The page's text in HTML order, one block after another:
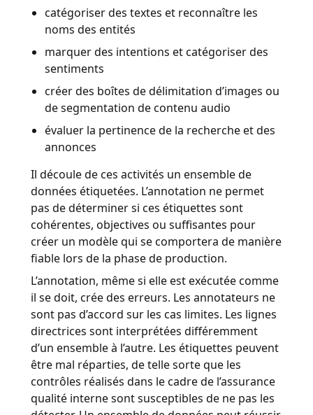
catégoriser des textes et reconnaître les
noms des entités
marquer des intentions et catégoriser des
sentiments
créer des boîtes de délimitation d’images ou
de segmentation de contenu audio
évaluer la pertinence de la recherche et des
annonces
Il découle de ces activités un ensemble de
données étiquetées. L’annotation ne permet
pas de déterminer si ces étiquettes sont
cohérentes, objectives ou suffisantes pour
créer un modèle qui se comportera de manière
fiable lors de la phase de production.
L’annotation, même si elle est exécutée comme
il se doit, crée des erreurs. Les annotateurs ne
sont pas d’accord sur les cas limites. Les lignes
directrices sont interprétées différemment
d’un ensemble à l’autre. Les étiquettes peuvent
être mal réparties, de telle sorte que les
contrôles réalisés dans le cadre de l’assurance
qualité interne sont susceptibles de ne pas les